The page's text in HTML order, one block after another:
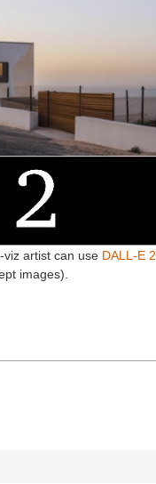
artist can use DALL-E 2
images).